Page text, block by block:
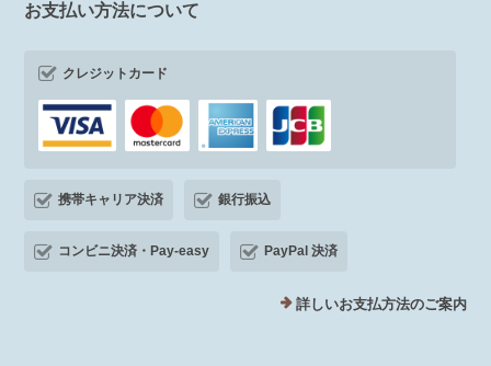
お支払い方法について
クレジットカード
携帯キャリア決済 銀行振込
コンビニ決済・Pay-easy PayPal 決済
詳しいお支払方法のご案内